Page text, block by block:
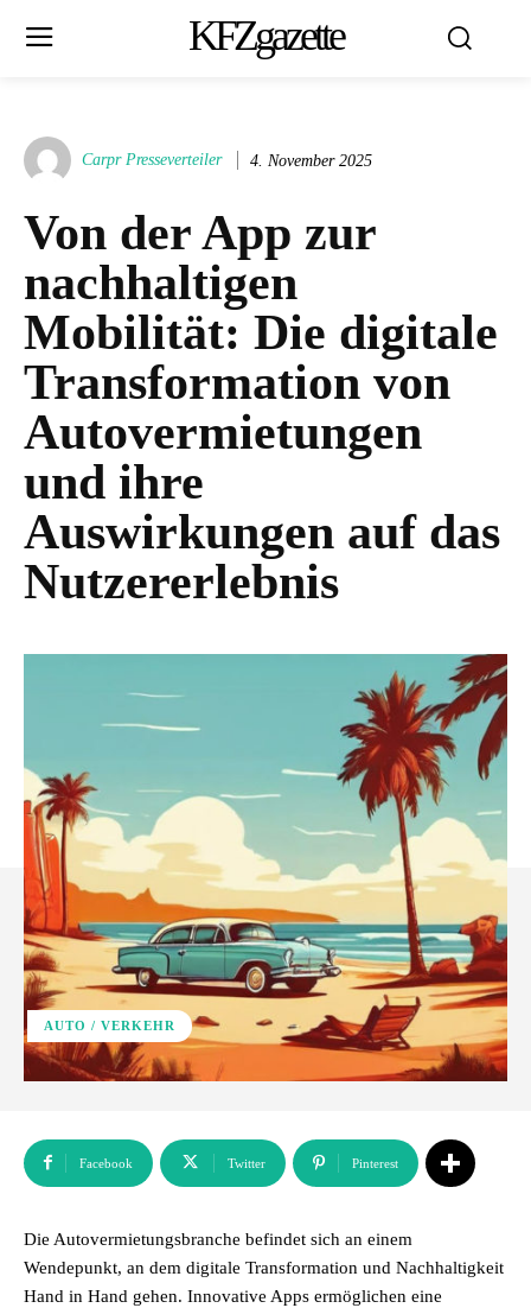
KFZgazette
Carpr Presseverteiler 4. November 2025
Von der App zur
nachhaltigen
Mobilität: Die digitale
Transformation von
Autovermietungen
und ihre
Auswirkungen auf das
Nutzererlebnis
AUTO / VERKEHR
Facebook Twitter Pinterest
Die Autovermietungsbranche befindet sich an einem
Wendepunkt, an dem digitale Transformation und Nachhaltigkeit
Hand in Hand gehen. Innovative Apps ermöglichen eine